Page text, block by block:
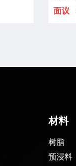
面议
材料
树脂
预浸料